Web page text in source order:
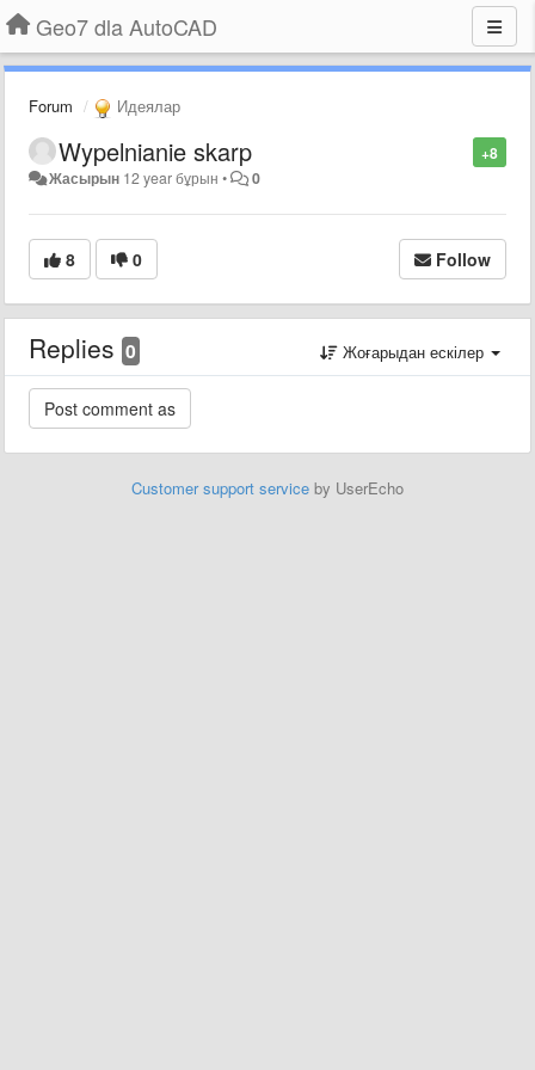
Geo7 dla AutoCAD
Forum Идеялар
+8
Wypelnianie skarp
Жасырын 12 year бұрын • 0
8 0 Follow
Replies 0 Жоғарыдан ескілер
Customer support service by UserEcho